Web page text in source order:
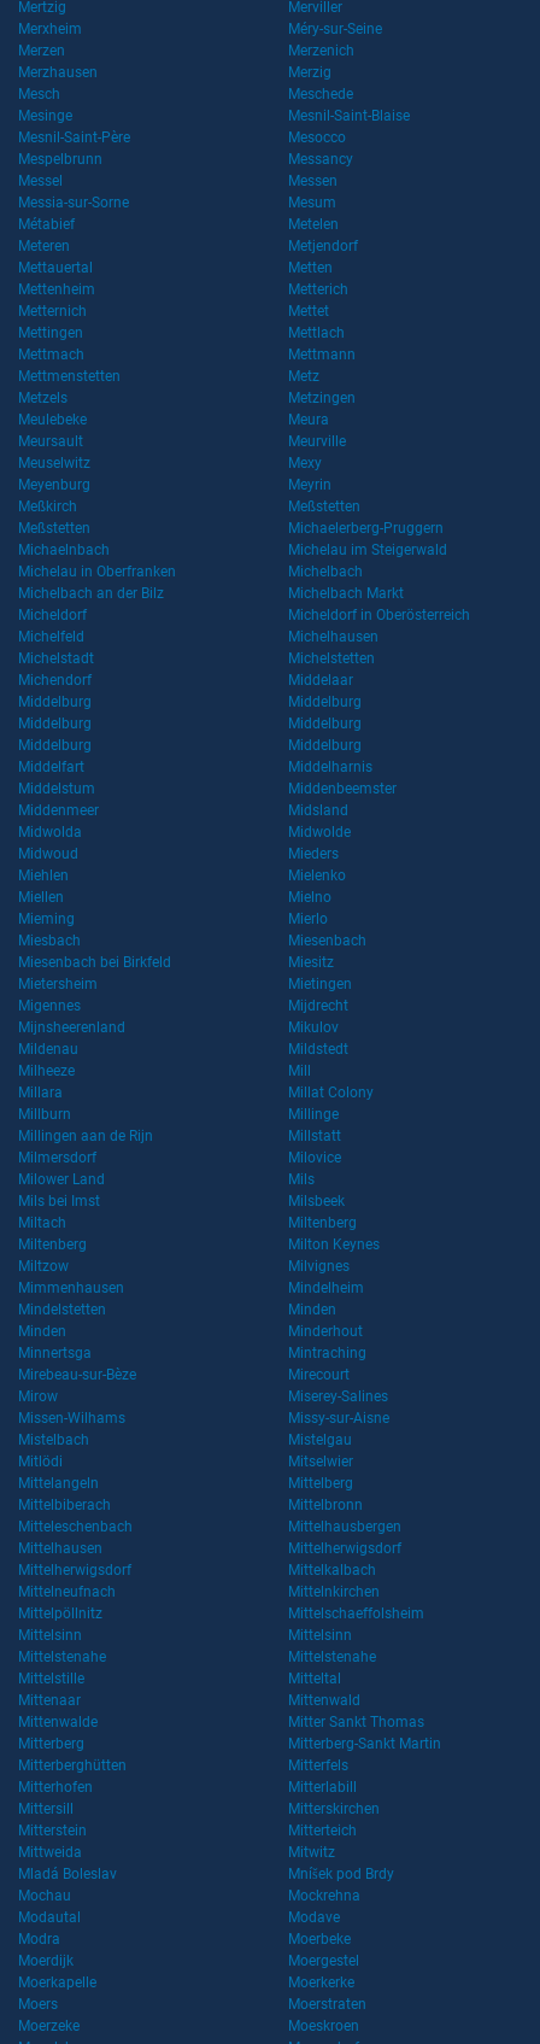
Mertzig
Merviller
Merxheim
Méry-sur-Seine
Merzen
Merzenich
Merzhausen
Merzig
Mesch
Meschede
Mesinge
Mesnil-Saint-Blaise
Mesnil-Saint-Père
Mesocco
Mespelbrunn
Messancy
Messel
Messen
Messia-sur-Sorne
Mesum
Métabief
Metelen
Meteren
Metjendorf
Mettauertal
Metten
Mettenheim
Metterich
Metternich
Mettet
Mettingen
Mettlach
Mettmach
Mettmann
Mettmenstetten
Metz
Metzels
Metzingen
Meulebeke
Meura
Meursault
Meurville
Meuselwitz
Mexy
Meyenburg
Meyrin
Meßkirch
Meßstetten
Meßstetten
Michaelerberg-Pruggern
Michaelnbach
Michelau im Steigerwald
Michelau in Oberfranken
Michelbach
Michelbach an der Bilz
Michelbach Markt
Micheldorf
Micheldorf in Oberösterreich
Michelfeld
Michelhausen
Michelstadt
Michelstetten
Michendorf
Middelaar
Middelburg
Middelburg
Middelburg
Middelburg
Middelburg
Middelburg
Middelfart
Middelharnis
Middelstum
Middenbeemster
Middenmeer
Midsland
Midwolda
Midwolde
Midwoud
Mieders
Miehlen
Mielenko
Miellen
Mielno
Mieming
Mierlo
Miesbach
Miesenbach
Miesenbach bei Birkfeld
Miesitz
Mietersheim
Mietingen
Migennes
Mijdrecht
Mijnsheerenland
Mikulov
Mildenau
Mildstedt
Milheeze
Mill
Millara
Millat Colony
Millburn
Millinge
Millingen aan de Rijn
Millstatt
Milmersdorf
Milovice
Milower Land
Mils
Mils bei Imst
Milsbeek
Miltach
Miltenberg
Miltenberg
Milton Keynes
Miltzow
Milvignes
Mimmenhausen
Mindelheim
Mindelstetten
Minden
Minden
Minderhout
Minnertsga
Mintraching
Mirebeau-sur-Bèze
Mirecourt
Mirow
Miserey-Salines
Missen-Wilhams
Missy-sur-Aisne
Mistelbach
Mistelgau
Mitlödi
Mitselwier
Mittelangeln
Mittelberg
Mittelbiberach
Mittelbronn
Mitteleschenbach
Mittelhausbergen
Mittelhausen
Mittelherwigsdorf
Mittelherwigsdorf
Mittelkalbach
Mittelneufnach
Mittelnkirchen
Mittelpöllnitz
Mittelschaeffolsheim
Mittelsinn
Mittelsinn
Mittelstenahe
Mittelstenahe
Mittelstille
Mitteltal
Mittenaar
Mittenwald
Mittenwalde
Mitter Sankt Thomas
Mitterberg
Mitterberg-Sankt Martin
Mitterberghütten
Mitterfels
Mitterhofen
Mitterlabill
Mittersill
Mitterskirchen
Mitterstein
Mitterteich
Mittweida
Mitwitz
Mladá Boleslav
Mníšek pod Brdy
Mochau
Mockrehna
Modautal
Modave
Modra
Moerbeke
Moerdijk
Moergestel
Moerkapelle
Moerkerke
Moers
Moerstraten
Moerzeke
Moeskroen